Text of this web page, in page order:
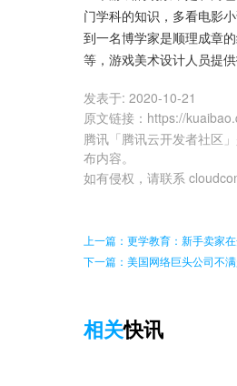
门学科的知识，多看电影
到一名博学家是顺理成章
等，游戏美术设计人员提
发表于: 2020-10-21
原文链接 ： https://
腾讯「腾讯云开发者社区
布内容。
如有侵权，请联系
上一篇：更学教育：新手卖家
下一篇：美国网络巨头公司不
相关快讯